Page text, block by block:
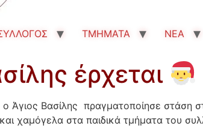
TMHMATA ΝΕΑ
έρχεται
ο Άγιος Βασίλης πραγματοποίησε στάση
χαμόγελα στα παιδικά τμήματα του